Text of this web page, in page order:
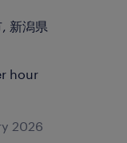
新潟県
hour
2026